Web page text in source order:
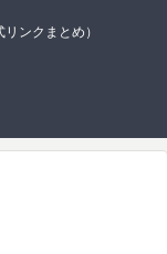
ンクまとめ）